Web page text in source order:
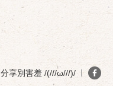
分享別害羞 /(///ω///)/